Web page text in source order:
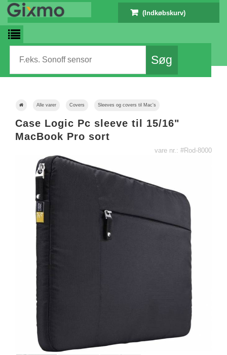
(Indkøbskurv)
Alle varer Covers Sleeves og covers til Mac's
Case Logic Pc sleeve til 15/16"
MacBook Pro sort
vare nr.: #Rod-8000